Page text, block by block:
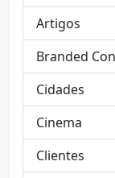
Artigos
Branded
Cidades
Cinema
Clientes